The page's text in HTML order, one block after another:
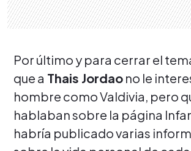
Por último y para cerrar el
que a Thais Jordao no le
hombre como Valdivia, pero
hablaban sobre la página
habría publicado varias